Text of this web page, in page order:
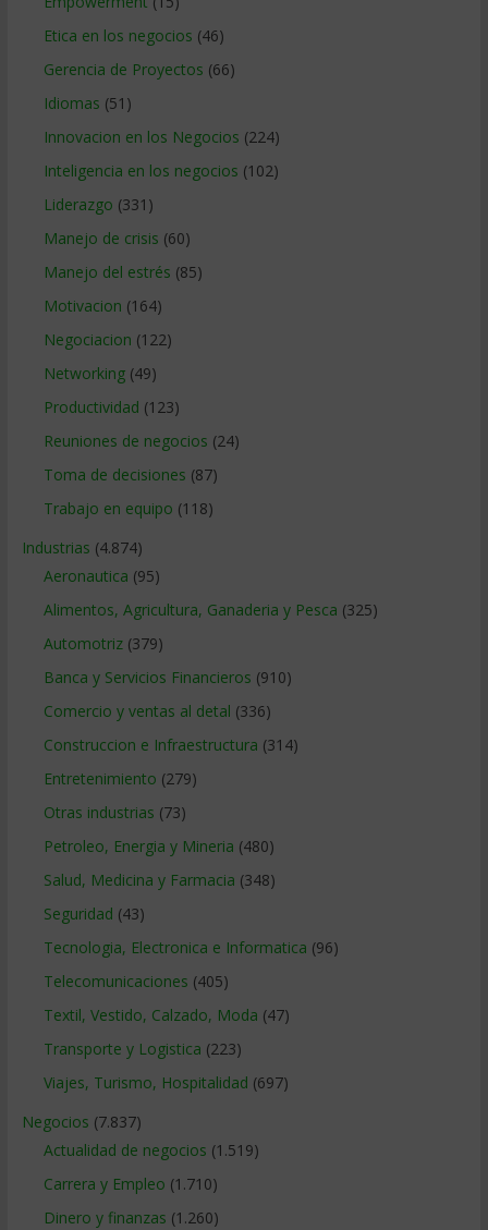
Etica en los negocios (46)
Gerencia de Proyectos (66)
Idiomas (51)
Innovacion en los Negocios (224)
Inteligencia en los negocios (102)
Liderazgo (331)
Manejo de crisis (60)
Manejo del estrés (85)
Motivacion (164)
Negociacion (122)
Networking(49)
Productividad (123)
Reuniones de negocios (24)
Toma de decisiones (87)
Trabajo en equipo (118)
Industrias (4.874)
Aeronautica (95)
Alimentos, Agricultura, Ganaderia y Pesca (325)
Automotriz(379)
Banca y Servicios Financieros (910)
Comercio y ventas al detal (336)
Construccion e Infraestructura (314)
Entretenimiento (279)
Otras industrias (73)
Petroleo, Energia y Mineria (480)
Salud, Medicina y Farmacia (348)
Seguridad (43)
Tecnologia, Electronica e Informatica (96)
Telecomunicaciones (405)
Textil, Vestido, Calzado, Moda (47)
Transporte y Logistica (223)
Viajes, Turismo, Hospitalidad (697)
Negocios (7.837)
Actualidad de negocios (1.519)
Carrera y Empleo (1.710)
Dinero y finanzas (1.260)